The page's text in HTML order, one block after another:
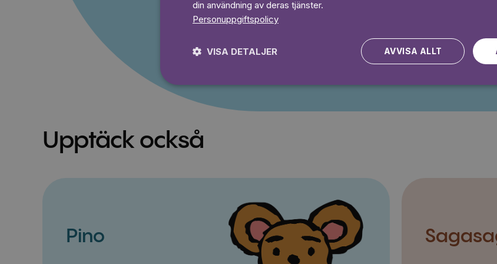
Kampanjen gäller nya kunder fram till och med 2026-08-
Upptäck också
Pino
din användning av deras tjänster.
Personuppgiftspolicy
AVVISA ALLT
VISA DETALJER